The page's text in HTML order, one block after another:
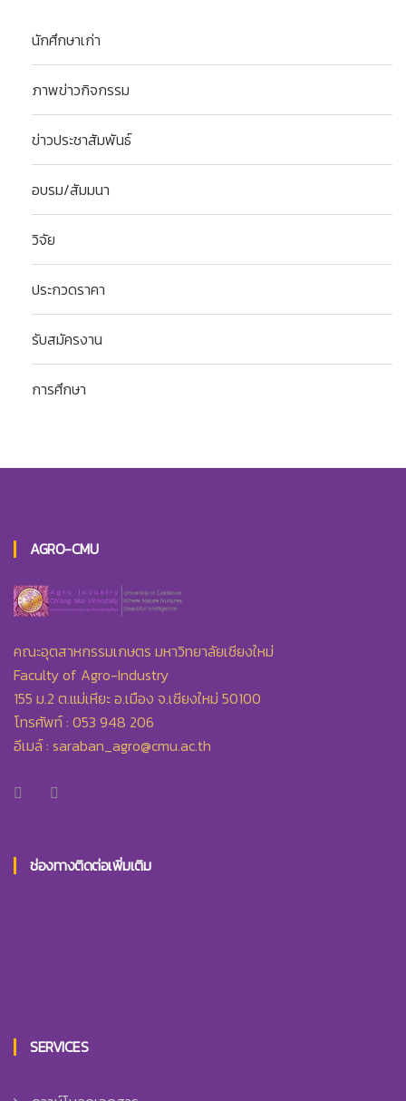
นักศึกษาเก่า
ภาพข่าวกิจกรรม
ข่าวประชาสัมพันธ์
อบรม/สัมมนา
วิจัย
ประกวดราคา
รับสมัครงาน
การศึกษา
AGRO-CMU
คณะอุตสาหกรรมเกษตร มหาวิทยาลัยเชียงใหม่
Faculty of Agro-Industry
155 ม.2 ต.แม่เหียะ อ.เมือง จ.เชียงใหม่ 50100
โทรศัพท์ : 053 948 206
อีเมล์ : saraban_agro@cmu.ac.th
ช่องทางติดต่อเพิ่มเติม
SERVICES